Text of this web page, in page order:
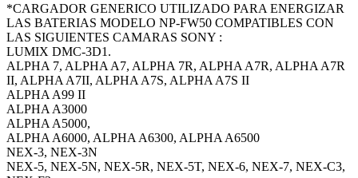
*CARGADOR GENERICO UTILIZADO PARA ENERGIZAR
LAS BATERIAS MODELO NP-FW50 COMPATIBLES CON
LAS SIGUIENTES CAMARAS SONY :
LUMIX DMC-3D1.
ALPHA 7, ALPHA A7, ALPHA 7R, ALPHA A7R, ALPHA A7R
II, ALPHA A7II, ALPHA A7S, ALPHA A7S II
ALPHA A99 II
ALPHA A3000
ALPHA A5000,
ALPHA A6000, ALPHA A6300, ALPHA A6500
NEX-3, NEX-3N
NEX-5, NEX-5N, NEX-5R, NEX-5T, NEX-6, NEX-7, NEX-C3,